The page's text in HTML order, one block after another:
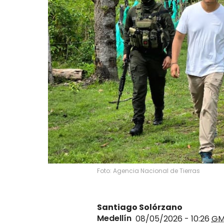
Foto: Agencia Nacional de Tierras
Santiago Solórzano
Medellín 08/05/2026 - 10:26